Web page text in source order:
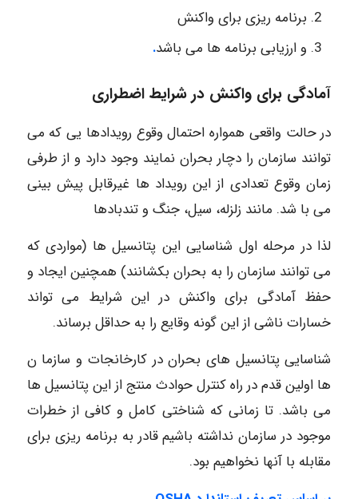
برنامه ریزی برای واکنش
و ارزیابی برنامه ها می باشد.
آمادگی برای واکنش در شرایط اضطراری
در حالت واقعی همواره احتمال وقوع رویدادها یی که می
توانند سازمان را دچار بحران نمایند وجود دارد و از طرفی
زمان وقوع تعدادی از این رویداد ها غیرقابل پیش بینی
می با شد. مانند زلزله، سیل، جنگ و تندبادها
لذا در مرحله اول شناسایی این پتانسیل ها (مواردی که
می توانند سازمان را به بحران بکشانند) همچنین ایجاد و
حفظ آمادگی برای واکنش در این شرایط می تواند
خسارات ناشی از این گونه وقایع را به حداقل برساند.
شناسایی پتانسیل های بحران در کارخانجات و سازما ن
ها اولین قدم در راه کنترل حوادث منتج از این پتانسیل ها
می باشد. تا زمانی که شناختی کامل و کافی از خطرات
موجود در سازمان نداشته باشیم قادر به برنامه ریزی برای
مقابله با آنها نخواهیم بود.